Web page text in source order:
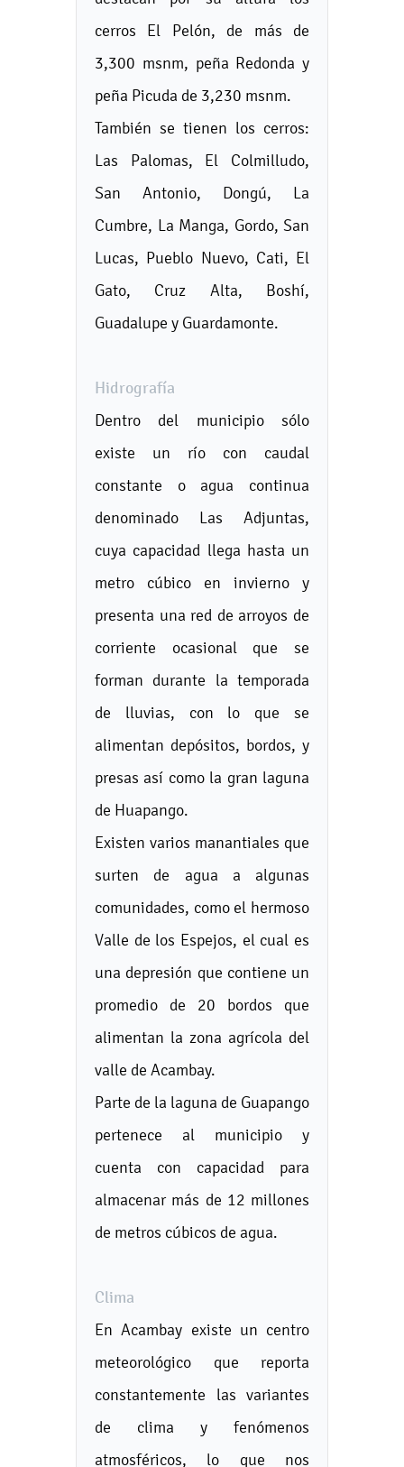
cerros El Pelón, de más de
3,300 msnm, peña Redonda y
peña Picuda de 3,230 msnm.
También se tienen los cerros:
Las Palomas, El Colmilludo,
San Antonio, Dongú, La
Cumbre, La Manga, Gordo, San
Lucas, Pueblo Nuevo, Cati, El
Gato, Cruz Alta, Boshí,
Guadalupe y Guardamonte.
Hidrografía
Dentro del municipio sólo
existe un río con caudal
constante o agua continua
denominado Las Adjuntas,
cuya capacidad llega hasta un
metro cúbico en invierno y
presenta una red de arroyos de
corriente ocasional que se
forman durante la temporada
de lluvias, con lo que se
alimentan depósitos, bordos, y
presas así como la gran laguna
de Huapango.
Existen varios manantiales que
surten de agua a algunas
comunidades, como el hermoso
Valle de los Espejos, el cual es
una depresión que contiene un
promedio de 20 bordos que
alimentan la zona agrícola del
valle de Acambay.
Parte de la laguna de Guapango
pertenece al municipio y
cuenta con capacidad para
almacenar más de 12 millones
de metros cúbicos de agua.
Clima
En Acambay existe un centro
meteorológico que reporta
constantemente las variantes
de clima y fenómenos
atmosféricos, lo que nos